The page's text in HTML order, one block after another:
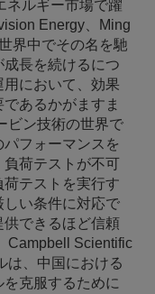
ネルギー市場で躍
Energy、Ming
界中でその名を馳
長を続けるにつ
において、効果
あるかがますま
ビン技術の世界で
フォーマンスを
荷テストが不可
テストを実行す
しい条件に対応で
供できるほど信頼
Campbell Scientific
は、中国における
克服するために